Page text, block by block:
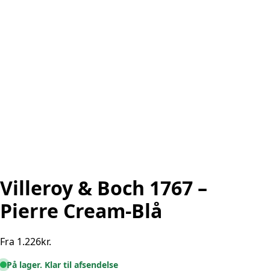
Villeroy & Boch 1767 –
Pierre Cream-Blå
Fra 1.226kr.
På lager. Klar til afsendelse